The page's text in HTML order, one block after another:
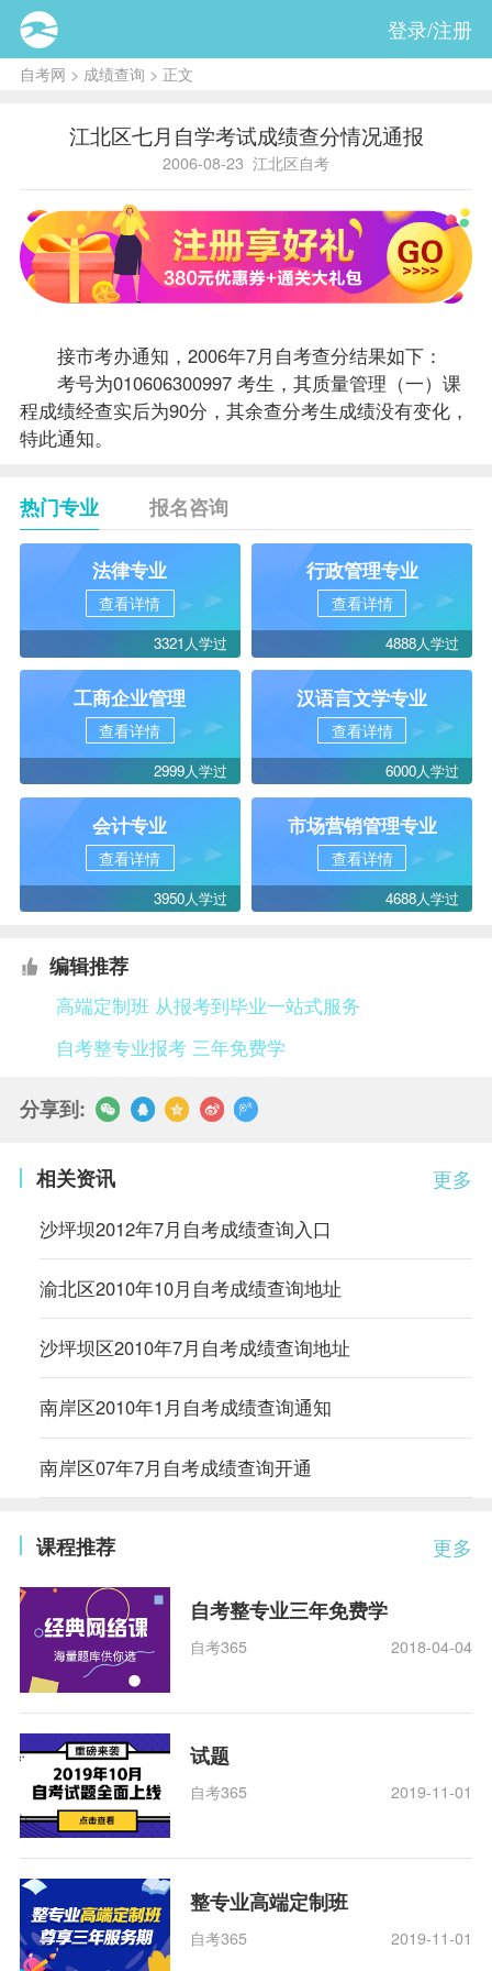
登录/注册
自考网 > 成绩查询 > 正文
江北区七月自学考试成绩查分情况通报
2006-08-23 江北区自考
接市考办通知，2006年7月自考查分结果如下：
考号为010606300997 考生，其质量管理（一） 课
程成绩经查实后为90分，其余查分考生成绩没有变化，
特此通知。
热门专业 报名咨询
法律专业
查看详情
3321人学过
行政管理专业
查看详情
4888人学过
工商企业管理
查看详情
2999人学过
汉语言文学专业
查看详情
6000人学过
会计专业
查看详情
3950人学过
市场营销管理专业
查看详情
4688人学过
编辑推荐
高端定制班 从报考到毕业一站式服务
自考整专业报考 三年免费学
分享到:
更多
相关资讯
沙坪坝2012年7月自考成绩查询入口
渝北区2010年10月自考成绩查询地址
沙坪坝区2010年7月自考成绩查询地址
南岸区2010年1月自考成绩查询通知
南岸区07年7月自考成绩查询开通
更多
课程推荐
自考整专业三年免费学
自考365 2018-04-04
试题
自考365 2019-11-01
整专业高端定制班
自考365 2019-11-01